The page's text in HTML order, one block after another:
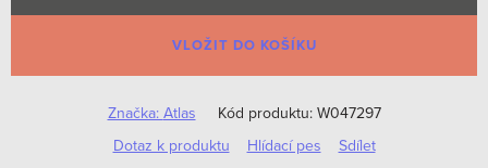
cena:
VLOŽIT DO KOŠÍKU
Značka: Atlas Kód produktu: W047297
Dotaz k produktu
Hlídací pes Sdílet